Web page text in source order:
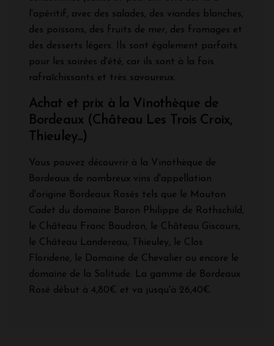
l'apéritif, avec des salades, des viandes blanches,
des poissons, des fruits de mer, des fromages et
des desserts légers. Ils sont également parfaits
pour les soirées d'été, car ils sont à la fois
rafraîchissants et très savoureux.
Achat et prix à la Vinothèque de
Bordeaux (Château Les Trois Croix,
Thieuley...)
Vous pouvez découvrir à la Vinothèque de
Bordeaux de nombreux vins d'appellation
d'origine Bordeaux Rosés tels que le Mouton
Cadet du domaine Baron Philippe de Rothschild,
le Château Franc Baudron, le Château Giscours,
le Château Landereau, Thieuley, le Clos
Floridene, le Domaine de Chevalier ou encore le
domaine de la Solitude. La gamme de Bordeaux
Rosé début à 4,80€ et va jusqu'à 26,40€.